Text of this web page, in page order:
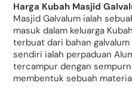
Harga Kubah Masjid
Masjid Galvalum ialah
masuk dalam keluarga
terbuat dari bahan
sendiri ialah perpaduan
tercampur dengan
membentuk sebuah